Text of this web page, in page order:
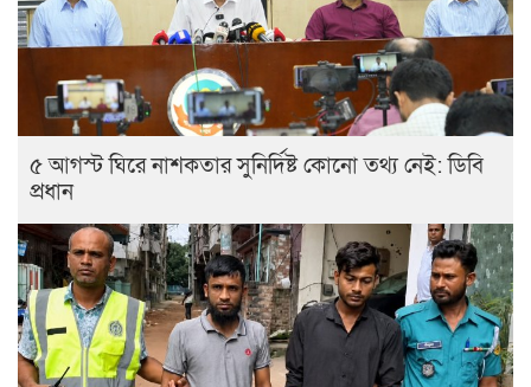
৫ আগস্ট ঘিরে নাশকতার সুনির্দিষ্ট কোনো তথ্য নেই: ডিবি
প্রধান